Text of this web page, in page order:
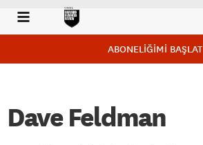
ABONELİĞİMİ BAŞLAT
Dave Feldman